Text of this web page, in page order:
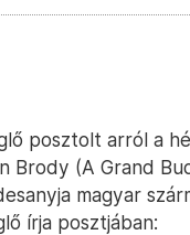
posztolt arról a
Brody (A Grand
magyar
írja posztjában: